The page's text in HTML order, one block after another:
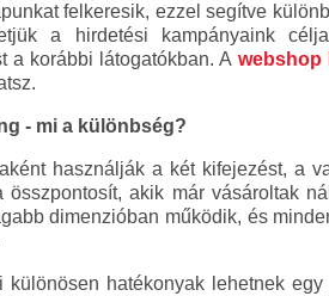
felkeresik, ezzel segítve
a hirdetési kampányaink
a korábbi látogatókban. A webshop
- mi a különbség?
használják a két kifejezést, a
összpontosít, akik már vásároltak
dimenzióban működik, és
hatékonyak lehetnek